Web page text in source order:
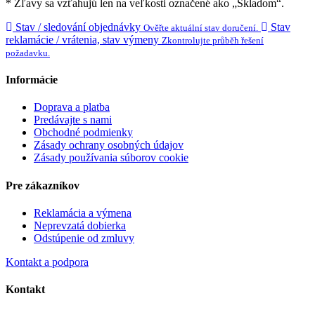
* Zľavy sa vzťahujú len na veľkosti označené ako „Skladom“.
Stav / sledování objednávky Ověřte aktuální stav doručení.
Stav
reklamácie / vrátenia, stav výmeny Zkontrolujte průběh řešení
požadavku.
Informácie
Doprava a platba
Predávajte s nami
Obchodné podmienky
Zásady ochrany osobných údajov
Zásady používania súborov cookie
Pre zákazníkov
Reklamácia a výmena
Neprevzatá dobierka
Odstúpenie od zmluvy
Kontakt a podpora
Kontakt